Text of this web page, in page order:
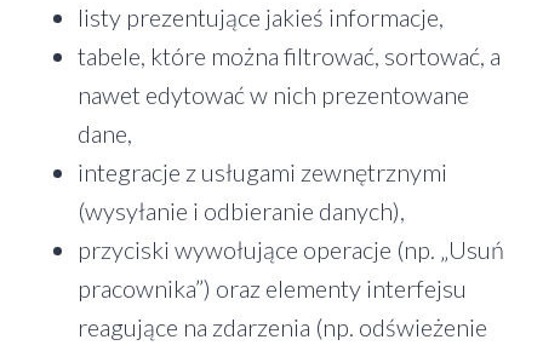
listy prezentujące jakieś informacje,
tabele, które można filtrować, sortować, a
nawet edytować w nich prezentowane
dane,
integracje z usługami zewnętrznymi
(wysyłanie i odbieranie danych),
przyciski wywołujące operacje (np. „Usuń
pracownika”) oraz elementy interfejsu
reagujące na zdarzenia (np. odświeżenie